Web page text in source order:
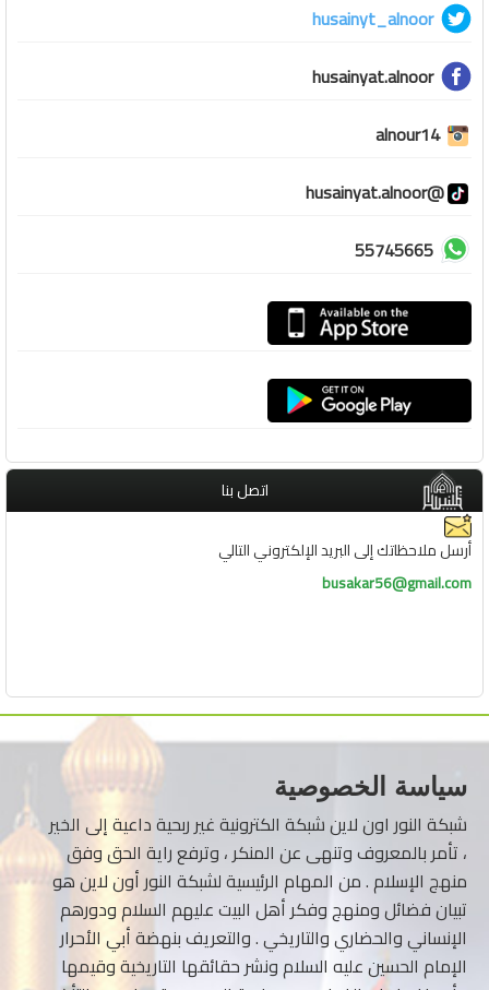
husainyt_alnoor
husainyat.alnoor
alnour14
@husainyat.alnoor
55745665
اتصل بنا
أرسل ملاحظاتك إلى البريد الإلكتروني التالي
busakar56@gmail.com
سياسة الخصوصية
شبكة النور اون لاين شبكة الكترونية غير ربحية داعية إلى الخير
، تأمر بالمعروف وتنهى عن المنكر ، وترفع راية الحق وفق
منهج الإسلام . من المهام الرئيسية لشبكة النور أون لاين هو
تبيان فضائل ومنهج وفكر أهل البيت عليهم السلام ودورهم
الإنساني والحضاري والتاريخي . والتعريف بنهضة أبي الأحرار
الإمام الحسين عليه السلام ونشر حقائقها التاريخية وقيمها